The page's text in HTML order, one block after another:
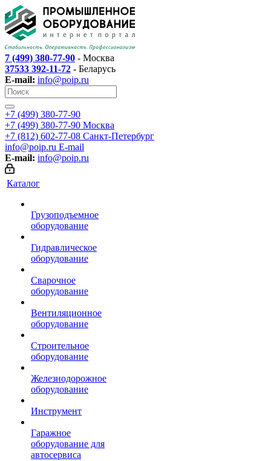
7 (499) 380-77-90 - Москва
37533 392-11-72 - Беларусь
E-mail: info@poip.ru
+7 (499) 380-77-90
+7 (499) 380-77-90 Москва
+7 (812) 602-77-08 Санкт-Петербург
info@poip.ru E-mail
E-mail: info@poip.ru
Каталог
Грузоподъемное
оборудование
Гидравлическое
оборудование
Сварочное
оборудование
Вентиляционное
оборудование
Строительное
оборудование
Железнодорожное
оборудование
Инструмент
Гаражное
оборудование для
автосервиса